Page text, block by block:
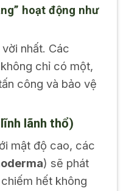
hoạt động như
nhất. Các
chỉ có một,
công và bảo vệ
lãnh thổ)
mật độ cao, các
) sẽ phát
hết không